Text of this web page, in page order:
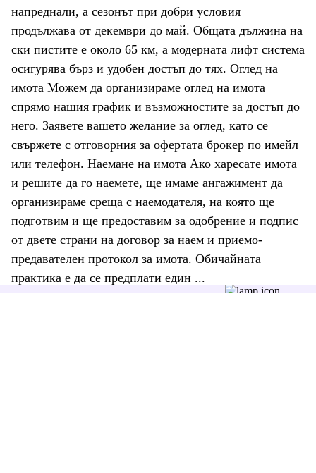
напреднали, а сезонът при добри условия
продължава от декември до май. Общата дължина на
ски пистите е около 65 км, а модерната лифт система
осигурява бърз и удобен достъп до тях. Оглед на
имота Можем да организираме оглед на имота
спрямо нашия график и възможностите за достъп до
него. Заявете вашето желание за оглед, като се
свържете с отговорния за офертата брокер по имейл
или телефон. Наемане на имота Ако харесате имота
и решите да го наемете, ще имаме ангажимент да
организираме среща с наемодателя, на която ще
подготвим и ще предоставим за одобрение и подпис
от двете страни на договор за наем и приемо-
предавателен протокол за имота. Обичайната
практика е да се предплати един ...